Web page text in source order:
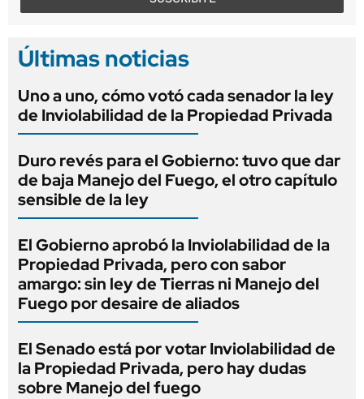
Últimas noticias
Uno a uno, cómo votó cada senador la ley
de Inviolabilidad de la Propiedad Privada
Duro revés para el Gobierno: tuvo que dar
de baja Manejo del Fuego, el otro capítulo
sensible de la ley
El Gobierno aprobó la Inviolabilidad de la
Propiedad Privada, pero con sabor
amargo: sin ley de Tierras ni Manejo del
Fuego por desaire de aliados
El Senado está por votar Inviolabilidad de
la Propiedad Privada, pero hay dudas
sobre Manejo del fuego